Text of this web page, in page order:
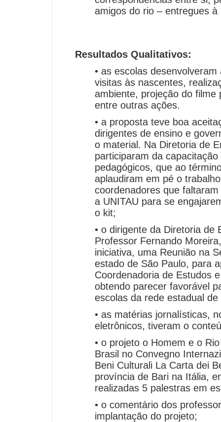
amigos do rio – entregues
Resultados Qualitativos:
• as escolas
visitas às nascentes,
ambiente, projeção do filme
entre outras ações.
• a proposta teve boa
dirigentes de ensino e
o material. Na Diretoria de
participaram da
pedagógicos, que ao
aplaudiram em pé o
coordenadores que
a UNITAU para se
o kit;
• o dirigente da Diretoria de
Professor Fernando
iniciativa, uma Reunião na
estado de São Paulo, para
Coordenadoria de Estudos
obtendo parecer favorável
escolas da rede estadual
• as matérias jornalísticas,
eletrônicos, tiveram o
• o projeto o Homem e o
Brasil no Convegno
Beni Culturali La Carta dei
província de Bari na Itália,
realizadas 5 palestras em
• o comentário dos
implantação do projeto;